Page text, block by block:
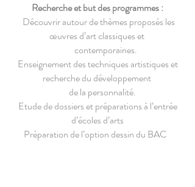
Recherche et but des programmes :
Découvrir autour de thèmes proposés les
œuvres d’art classiques et
contemporaines.
Enseignement des techniques artistiques et
recherche du développement
de la personnalité.
Etude de dossiers et préparations à l’entrée
d’écoles d’arts
Préparation de l’option dessin du BAC